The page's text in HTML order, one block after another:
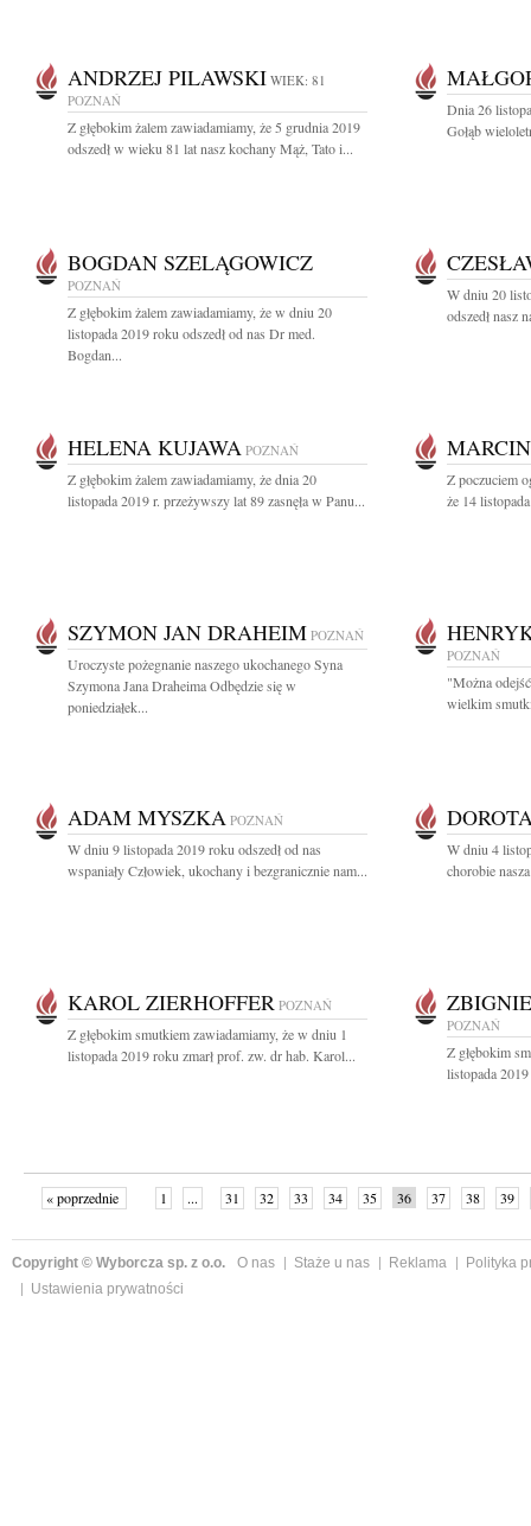
ANDRZEJ PILAWSKI WIEK: 81
POZNAŃ
Z głębokim żalem zawiadamiamy, że 5 grudnia 2019
odszedł w wieku 81 lat nasz kochany Mąż, Tato i...
Dnia 26
Gołąb
BOGDAN SZELĄGOWICZ
POZNAŃ
Z głębokim żalem zawiadamiamy, że w dniu 20
listopada 2019 roku odszedł od nas Dr med.
Bogdan...
W dniu 20
odszedł nasz
HELENA KUJAWA POZNAŃ
Z głębokim żalem zawiadamiamy, że dnia 20
listopada 2019 r. przeżywszy lat 89 zasnęła w Panu...
Z poczuciem
że 14
SZYMON JAN DRAHEIM POZNAŃ
Uroczyste pożegnanie naszego ukochanego Syna
Szymona Jana Draheima Odbędzie się w
poniedziałek...
POZNAŃ
"Można
wielkim
ADAM MYSZKA POZNAŃ
W dniu 9 listopada 2019 roku odszedł od nas
wspaniały Człowiek, ukochany i bezgranicznie nam...
W dniu 4
chorobie
KAROL ZIERHOFFER POZNAŃ
Z głębokim smutkiem zawiadamiamy, że w dniu 1
listopada 2019 roku zmarł prof. zw. dr hab. Karol...
POZNAŃ
Z głębokim
listopada 2019
« poprzednie 1 ... 31 32 33 34 35 36 37 38
39
Copyright © Wyborcza sp. z o.o. O nas Staże u nas Reklama
Polityka
Ustawienia prywatności